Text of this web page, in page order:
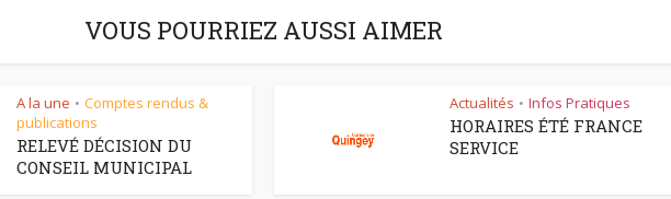
VOUS POURRIEZ AUSSI AIMER
A la une • Comptes rendus &
publications
RELEVÉ DÉCISION DU
CONSEIL MUNICIPAL
Actualités • Infos Pratiques
HORAIRES ÉTÉ FRANCE
SERVICE